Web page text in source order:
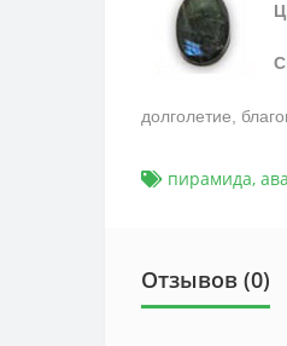
долголетие,
пирамида,
Отзывов (0)